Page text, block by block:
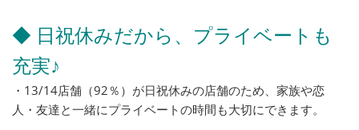
◆ 日祝休みだから、プライベートも
充実♪
・13/14店舗（92％）が日祝休みの店舗のため、家族や恋
人・友達と一緒にプライベートの時間も大切にできます。